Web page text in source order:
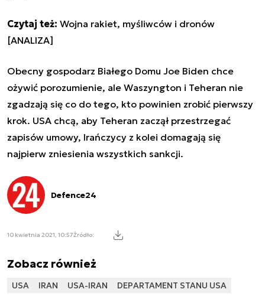
Czytaj też: Wojna rakiet, myśliwców i dronów
[ANALIZA]
Obecny gospodarz Białego Domu Joe Biden chce
ożywić porozumienie, ale Waszyngton i Teheran nie
zgadzają się co do tego, kto powinien zrobić pierwszy
krok. USA chcą, aby Teheran zaczął przestrzegać
zapisów umowy, Irańczycy z kolei domagają się
najpierw zniesienia wszystkich sankcji.
Defence24
10 kwietnia 2021, 10:57Źródło:
Zobacz również
USA IRAN USA-IRAN DEPARTAMENT STANU USA